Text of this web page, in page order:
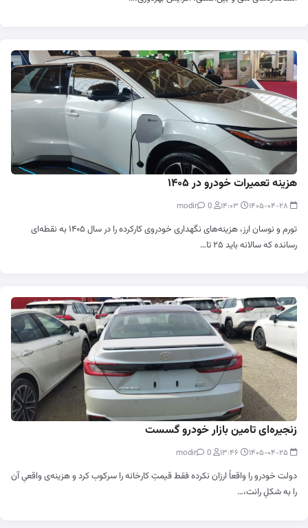
هزینه تعمیرات خودرو در ۱۴۰۵
0
تورم و نوسان ارز، هزینه‌های نگهداری خودروی کارکرده را در سال ۱۴۰۵ به نقطه‌ای
رسانده که سالانه باید ۲۵ تا…
زنجیره‌ای تامین بازار خودرو گسست
0
دولت خودرو را واقعاً ارزان نکرده فقط قیمتِ کارخانه را سرکوب کرد و هزینه‌ی واقعیِ آن
را به شکلِ رانت،…